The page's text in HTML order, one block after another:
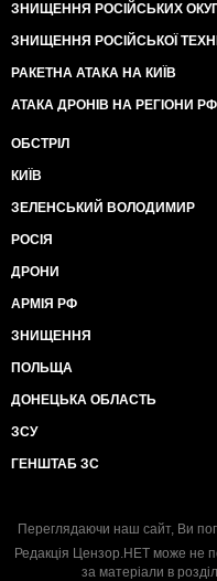
ЗНИЩЕННЯ РОСІЙСЬКИХ
ЗНИЩЕННЯ РОСІЙСЬКОЇ
РАКЕТНА АТАКА НА КИЇВ
АТАКА ДРОНІВ НА РЕГІОНИ РФ
ОБСТРІЛ
КИЇВ
ЗЕЛЕНСЬКИЙ ВОЛОДИМИР
РОСІЯ
ДРОНИ
АРМІЯ РФ
ЗНИЩЕННЯ
ПОЛЬЩА
ДОНЕЦЬКА ОБЛАСТЬ
ЗСУ
ГЕНШТАБ ЗС
Переглядаючи наш сайт, Ви
Редакція Цензор.НЕТ може не
за матеріали в